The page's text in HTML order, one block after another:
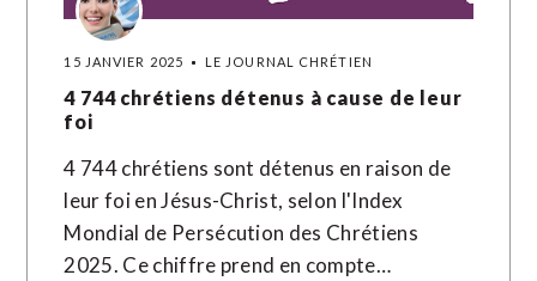
15 JANVIER 2025 LE JOURNAL CHRÉTIEN
4 744 chrétiens détenus à cause de leur
foi
4 744 chrétiens sont détenus en raison de
leur foi en Jésus-Christ, selon l'Index
Mondial de Persécution des Chrétiens
2025. Ce chiffre prend en compte…